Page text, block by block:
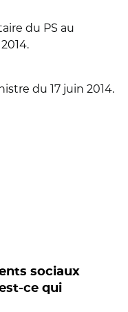
du PS au
du 17 juin 2014.
sociaux
ce qui